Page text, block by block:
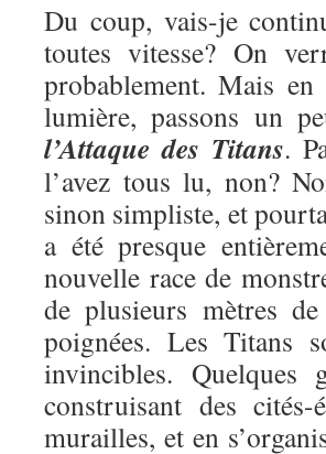
Du coup, vais-je
toutes vitesse? On
probablement. Mais
lumière, passons un
l’Attaque des Titans.
l’avez tous lu, non?
sinon simpliste, et
a été presque
nouvelle race de
de plusieurs mètres
poignées. Les Titans
invincibles. Quelques
construisant des cités-
murailles, et en